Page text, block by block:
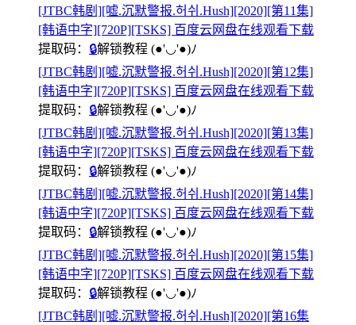
[JTBC韩剧][嘘.沉默警报.허쉬.Hush][2020][第11集]
[韩语中字][720P][TSKS] 百度云网盘在线观看下载
提取码： 🔒解锁教程 (●'◡'●)ﾉ
[JTBC韩剧][嘘.沉默警报.허쉬.Hush][2020][第12集]
[韩语中字][720P][TSKS] 百度云网盘在线观看下载
提取码： 🔒解锁教程 (●'◡'●)ﾉ
[JTBC韩剧][嘘.沉默警报.허쉬.Hush][2020][第13集]
[韩语中字][720P][TSKS] 百度云网盘在线观看下载
提取码： 🔒解锁教程 (●'◡'●)ﾉ
[JTBC韩剧][嘘.沉默警报.허쉬.Hush][2020][第14集]
[韩语中字][720P][TSKS] 百度云网盘在线观看下载
提取码： 🔒解锁教程 (●'◡'●)ﾉ
[JTBC韩剧][嘘.沉默警报.허쉬.Hush][2020][第15集]
[韩语中字][720P][TSKS] 百度云网盘在线观看下载
提取码： 🔒解锁教程 (●'◡'●)ﾉ
[JTBC韩剧][嘘.沉默警报.허쉬.Hush][2020][第16集